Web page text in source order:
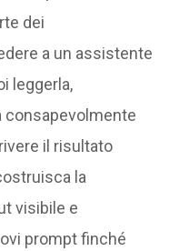
dei
a un assistente
leggerla,
consapevolmente
il risultato
la
visibile e
prompt finché